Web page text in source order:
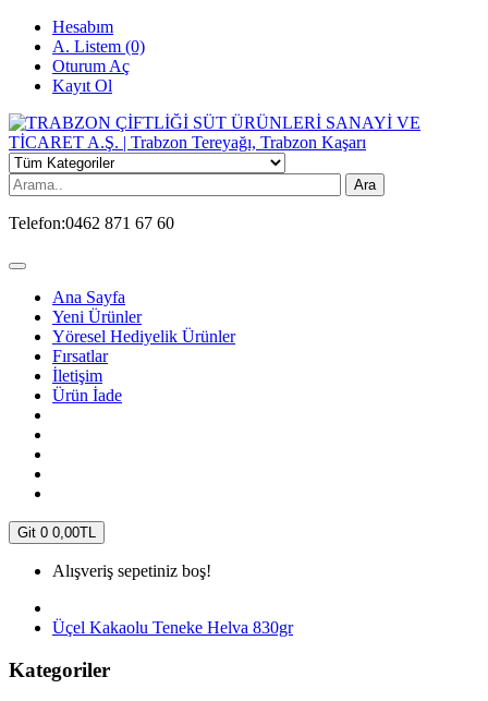
Hesabım
A. Listem (0)
Oturum Aç
Kayıt Ol
Ara
Telefon:0462 871 67 60
Ana Sayfa
Yeni Ürünler
Yöresel Hediyelik Ürünler
Fırsatlar
İletişim
Ürün İade
Git 0 0,00TL
Alışveriş sepetiniz boş!
Üçel Kakaolu Teneke Helva 830gr
Kategoriler